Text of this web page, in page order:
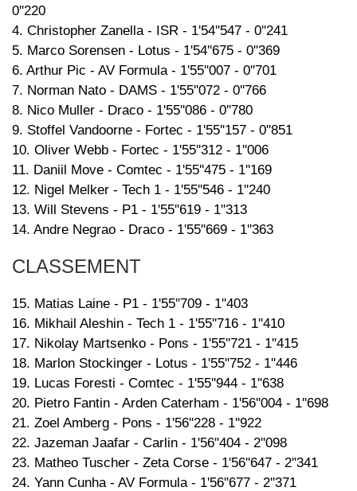
0''220
4. Christopher Zanella - ISR - 1'54''547 - 0''241
5. Marco Sorensen - Lotus - 1'54''675 - 0''369
6. Arthur Pic - AV Formula - 1'55''007 - 0''701
7. Norman Nato - DAMS - 1'55''072 - 0''766
8. Nico Muller - Draco - 1'55''086 - 0''780
9. Stoffel Vandoorne - Fortec - 1'55''157 - 0''851
10. Oliver Webb - Fortec - 1'55''312 - 1''006
11. Daniil Move - Comtec - 1'55''475 - 1''169
12. Nigel Melker - Tech 1 - 1'55''546 - 1''240
13. Will Stevens - P1 - 1'55''619 - 1''313
14. Andre Negrao - Draco - 1'55''669 - 1''363
CLASSEMENT
15. Matias Laine - P1 - 1'55''709 - 1''403
16. Mikhail Aleshin - Tech 1 - 1'55''716 - 1''410
17. Nikolay Martsenko - Pons - 1'55''721 - 1''415
18. Marlon Stockinger - Lotus - 1'55''752 - 1''446
19. Lucas Foresti - Comtec - 1'55''944 - 1''638
20. Pietro Fantin - Arden Caterham - 1'56''004 - 1''698
21. Zoel Amberg - Pons - 1'56''228 - 1''922
22. Jazeman Jaafar - Carlin - 1'56''404 - 2''098
23. Matheo Tuscher - Zeta Corse - 1'56''647 - 2''341
24. Yann Cunha - AV Formula - 1'56''677 - 2''371